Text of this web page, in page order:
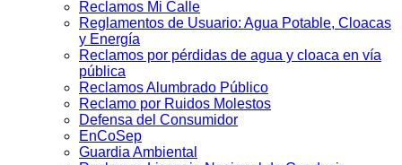
Reclamos Mi Calle
Reglamentos de Usuario: Agua Potable, Cloacas
y Energía
Reclamos por pérdidas de agua y cloaca en vía
pública
Reclamos Alumbrado Público
Reclamo por Ruidos Molestos
Defensa del Consumidor
EnCoSep
Guardia Ambiental